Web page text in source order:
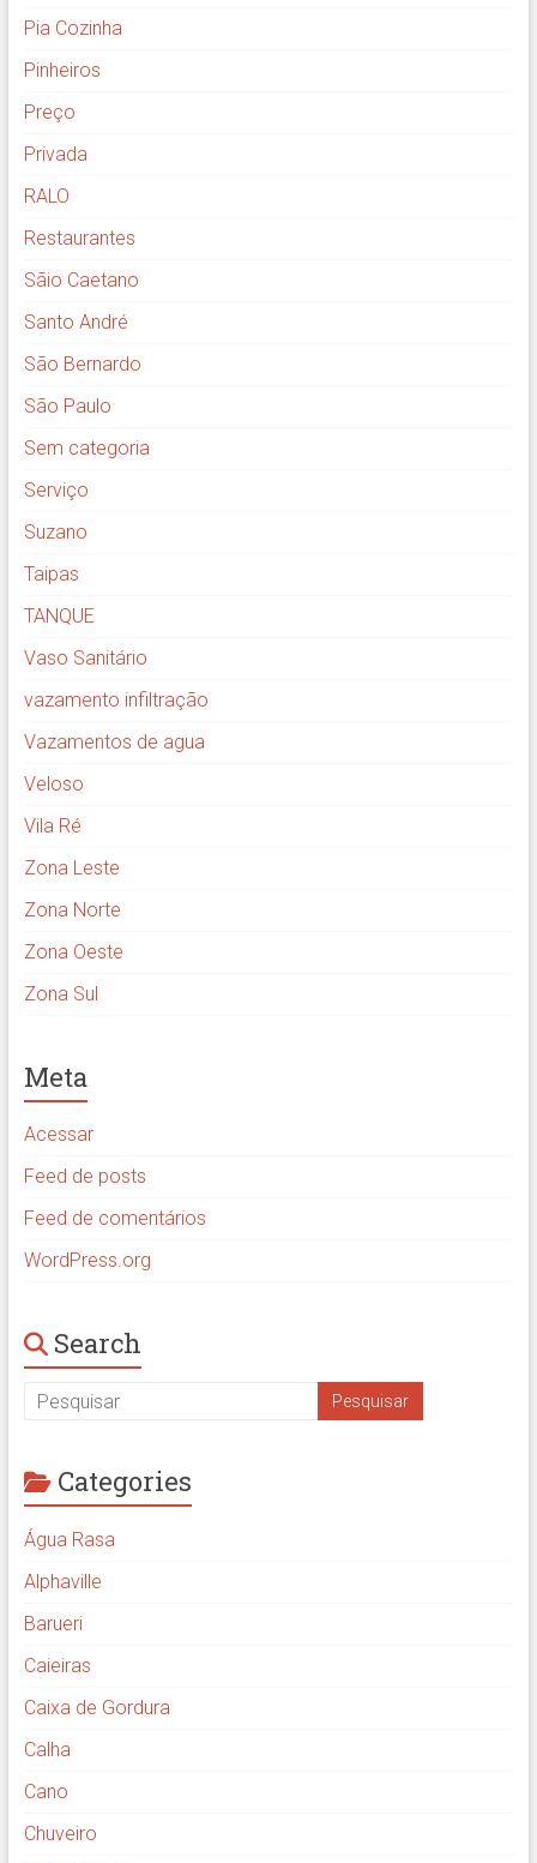
Pia Cozinha
Pinheiros
Preço
Privada
RALO
Restaurantes
Sãio Caetano
Santo André
São Bernardo
São Paulo
Sem categoria
Serviço
Suzano
Taipas
TANQUE
Vaso Sanitário
vazamento infiltração
Vazamentos de agua
Veloso
Vila Ré
Zona Leste
Zona Norte
Zona Oeste
Zona Sul
Meta
Acessar
Feed de posts
Feed de comentários
WordPress.org
Search
Categories
Água Rasa
Alphaville
Barueri
Caieiras
Caixa de Gordura
Calha
Cano
Chuveiro